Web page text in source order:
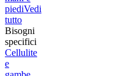
piediVedi
tutto
Bisogni
specifici
Cellulite
e